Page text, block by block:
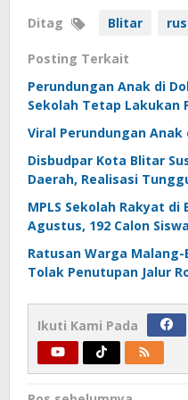
Ditag Blitar
Posting Terkait
Perundungan Anak di
Sekolah Tetap Lakukan
Viral Perundungan
Disbudpar Kota Blitar
Daerah, Realisasi
MPLS Sekolah Rakyat
Agustus, 192 Calon
Ratusan Warga
Tolak Penutupan Jalur
Ikuti Kami Pada